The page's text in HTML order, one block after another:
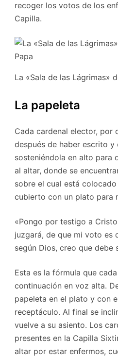
recoger los votos de los
Capilla.
La «Sala de las Lágrimas»
La papeleta
Cada cardenal elector, por
después de haber escrito
sosteniéndola en alto para
al altar, donde se
sobre el cual está
cubierto con un plato para
«Pongo por testigo a
juzgará, de que mi voto es
según Dios, creo que debe
Esta es la fórmula que
continuación en voz alta.
papeleta en el plato y con
receptáculo. Al final se
vuelve a su asiento. Los
presentes en la Capilla
altar por estar enfermos,